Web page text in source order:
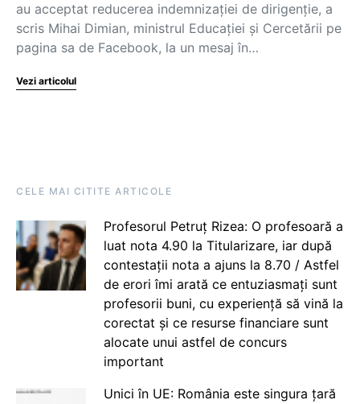
au acceptat reducerea indemnizației de dirigenție, a
scris Mihai Dimian, ministrul Educației și Cercetării pe
pagina sa de Facebook, la un mesaj în…
Vezi articolul
CELE MAI CITITE ARTICOLE
Profesorul Petruț Rizea: O profesoară a
luat nota 4.90 la Titularizare, iar după
contestații nota a ajuns la 8.70 / Astfel
de erori îmi arată ce entuziasmați sunt
profesorii buni, cu experiență să vină la
corectat și ce resurse financiare sunt
alocate unui astfel de concurs
important
Unici în UE: România este singura țară